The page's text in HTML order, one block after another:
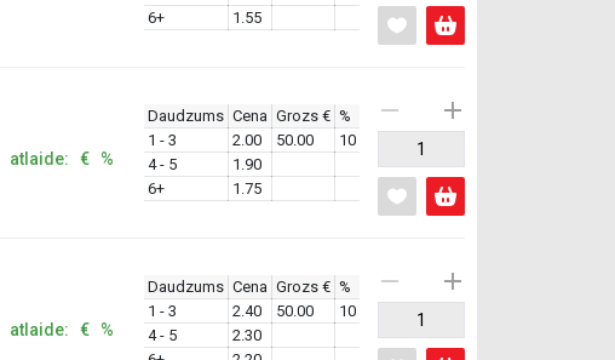
6+
1.55
atlaide: € %
Daudzums Cena Grozs € %
1 - 3
2.00 50.00
10
4 - 5
1.90
6+
1.75
atlaide: € %
Daudzums Cena Grozs € %
1 - 3
2.40 50.00
10
4 - 5
2.30